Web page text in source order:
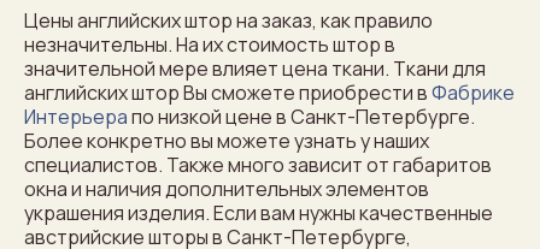
Цены английских штор на заказ, как правило
незначительны. На их стоимость штор в
значительной мере влияет цена ткани. Ткани для
английских штор Вы сможете приобрести вФабрике
Интерьерапо низкой цене в Санкт-Петербурге.
Более конкретно вы можете узнать у наших
специалистов. Также много зависит от габаритов
окна и наличия дополнительных элементов
украшения изделия. Если вам нужны качественные
австрийские шторы в Санкт-Петербурге,